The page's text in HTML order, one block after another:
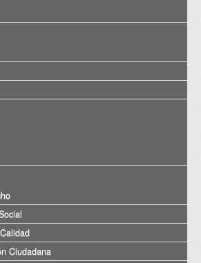
Ciudadana